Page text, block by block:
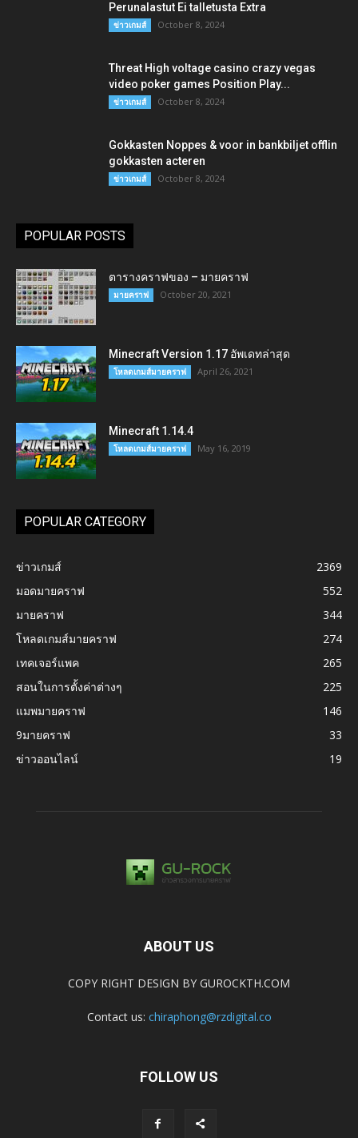
Perunalastut Ei talletusta Extra
ข่าวเกมส์ October 8, 2024
Threat High voltage casino crazy vegas
video poker games Position Play...
ข่าวเกมส์ October 8, 2024
Gokkasten Noppes & voor in bankbiljet offlin
gokkasten acteren
ข่าวเกมส์ October 8, 2024
POPULAR POSTS
ตารางคราฟของ – มายคราฟ
มายคราฟ October 20, 2021
Minecraft Version 1.17 อัพเดทล่าสุด
โหลดเกมส์มายคราฟ April 26, 2021
Minecraft 1.14.4
โหลดเกมส์มายคราฟ May 16, 2019
POPULAR CATEGORY
ข่าวเกมส์
2369
มอดมายคราฟ
552
มายคราฟ
344
โหลดเกมส์มายคราฟ
274
เทคเจอร์แพค
265
สอนในการตั้งค่าต่างๆ
225
แมพมายคราฟ
146
9มายคราฟ
33
ข่าวออนไลน์
19
ABOUT US
COPY RIGHT DESIGN BY GUROCKTH.COM
Contact us: chiraphong@rzdigital.co
FOLLOW US